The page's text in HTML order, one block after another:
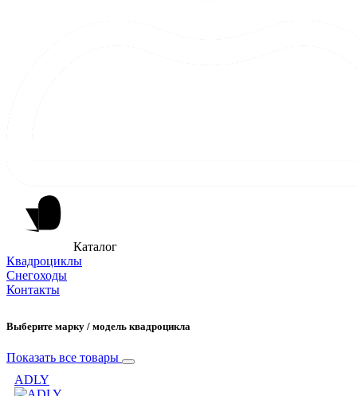
Каталог
Квадроциклы
Снегоходы
Контакты
Выберите марку / модель квадроцикла
Показать все товары
ADLY